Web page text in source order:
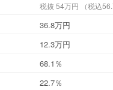
税抜 54万円
36.8万円
12.3万円
68.1％
22.7％